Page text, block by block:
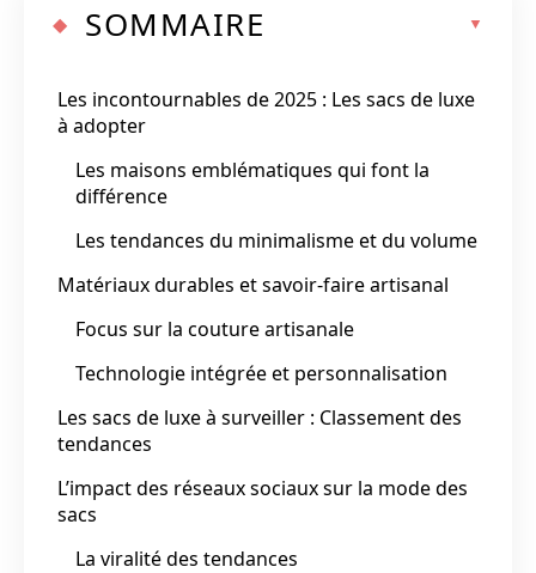
SOMMAIRE
Les incontournables de 2025 : Les sacs de luxe
à adopter
Les maisons emblématiques qui font la
différence
Les tendances du minimalisme et du volume
Matériaux durables et savoir-faire artisanal
Focus sur la couture artisanale
Technologie intégrée et personnalisation
Les sacs de luxe à surveiller : Classement des
tendances
L’impact des réseaux sociaux sur la mode des
sacs
La viralité des tendances